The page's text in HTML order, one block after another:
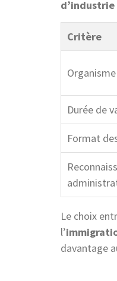
d’industrie
Critère
Durée de
Format
Le choix
l’
davantage